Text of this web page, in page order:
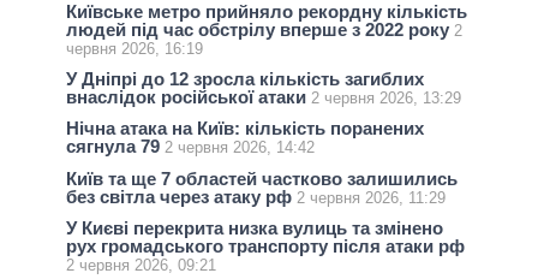
Київське метро прийняло рекордну кількість
людей під час обстрілу вперше з 2022 року 2
червня 2026, 16:19
У Дніпрі до 12 зросла кількість загиблих
внаслідок російської атаки 2 червня 2026, 13:29
Нічна атака на Київ: кількість поранених
сягнула 79 2 червня 2026, 14:42
Київ та ще 7 областей частково залишились
без світла через атаку рф 2 червня 2026, 11:29
У Києві перекрита низка вулиць та змінено
рух громадського транспорту після атаки рф
2 червня 2026, 09:21